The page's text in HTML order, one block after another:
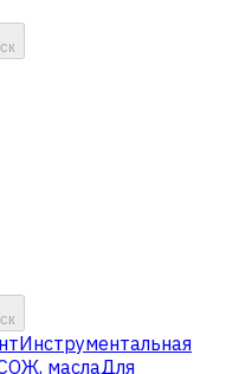
Инструментальная
маслаДля